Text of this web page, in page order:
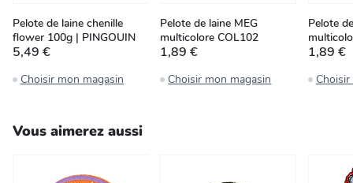
Pelote de laine chenille
flower 100g | PINGOUIN
5,49 €
Choisir mon magasin
Pelote de laine MEG
multicolore COL102
1,89 €
Choisir mon magasin
Pelote
1,89 €
Vous aimerez aussi